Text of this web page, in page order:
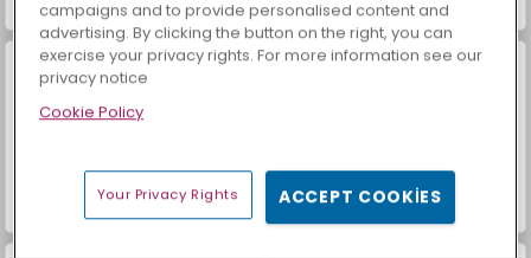
Harvest Honors Classic Royal Story
campaigns and to provide personalised content and
advertising. By clicking the button on the right, you can
exercise your privacy rights. For more information see our
privacy notice
Cookie Policy
Your Privacy Rights ACCEPT COOKIES